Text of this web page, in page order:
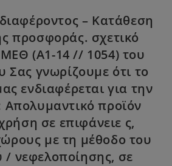
– Κατάθεση
προσφοράς. σχετικό
(Α1-14 // 1054) του
Σας γνωρίζουμε ότι το
ενδιαφέρεται για την
προϊόν
σε επιφάνειε ς,
με τη μέθοδο του
νεφελοποίησης, σε